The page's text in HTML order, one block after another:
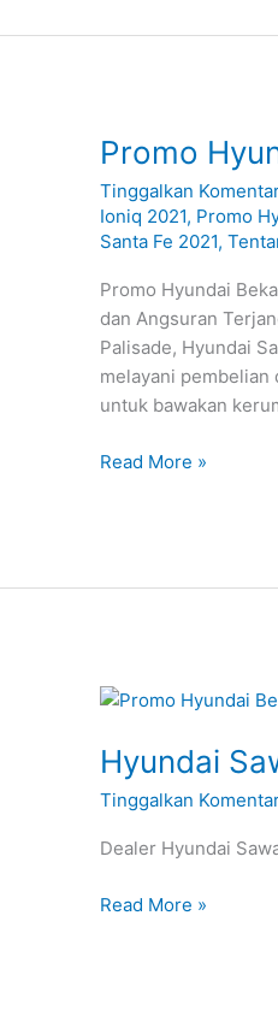
Promo
Tinggalkan
Ioniq 2021, Promo
Santa Fe 2021,
Promo Hyundai
dan Angsuran
Palisade, Hyundai
melayani
untuk bawakan
Promo
Bekasi
2024
Read More »
Hyundai
Tinggalkan
Dealer Hyundai
Hyundai
Besar
2024
Read More »